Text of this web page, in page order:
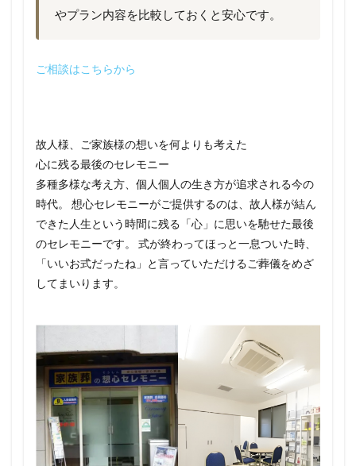
やプラン内容を比較しておくと安心です。
ご相談はこちらから
故人様、ご家族様の想いを何よりも考えた
心に残る最後のセレモニー
多種多様な考え方、個人個人の生き方が追求される今の
時代。 想心セレモニーがご提供するのは、故人様が結ん
できた人生という時間に残る「心」に思いを馳せた最後
のセレモニーです。 式が終わってほっと一息ついた時、
「いいお式だったね」と言っていただけるご葬儀をめざ
してまいります。